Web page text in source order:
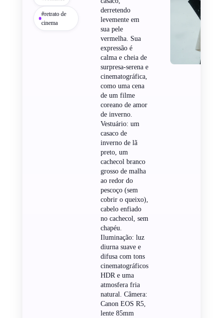
#retrato de
cinema
derretendo
levemente em
sua pele
vermelha. Sua
expressão é
calma e cheia de
surpresa-serena e
cinematográfica,
como uma cena
de um filme
coreano de amor
de inverno.
Vestuário: um
casaco de
inverno de lã
preto, um
cachecol branco
grosso de malha
ao redor do
pescoço (sem
cobrir o queixo),
cabelo enfiado
no cachecol, sem
chapéu.
Iluminação: luz
diurna suave e
difusa com tons
cinematográficos
HDR e uma
atmosfera fria
natural. Câmera:
Canon EOS R5,
lente 85mm